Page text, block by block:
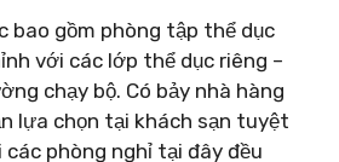
bao gồm phòng tập thể dục
với các lớp thể dục riêng –
chạy bộ. Có bảy nhà hàng
lựa chọn tại khách sạn tuyệt
phòng nghỉ tại đây đều